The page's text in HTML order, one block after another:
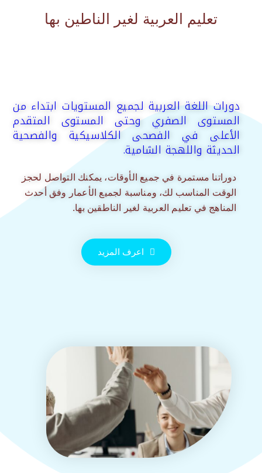
تعليم العربية لغير الناطين بها
دورات اللغة العربية لجميع المستويات ابتداء من
المستوى الصفري وحتى المستوى المتقدم
الأعلى في الفصحى الكلاسيكية والفصحية
الحديثة واللهجة الشامية.
دوراتنا مستمرة في جميع الأوقات، يمكنك التواصل لحجز
الوقت المناسب لك، ومناسبة لجميع الأعمار وفق أحدث
المناهج في تعليم العربية لغير الناطقين بها.
اعرف المزيد